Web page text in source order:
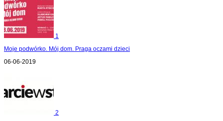
1
Moje podwórko. Mój dom. Praga oczami dzieci
06-06-2019
2